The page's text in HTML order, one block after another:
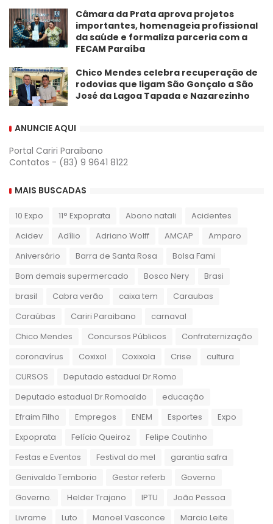
​Câmara da Prata aprova projetos
importantes, homenageia profissional
da saúde e formaliza parceria com a
FECAM Paraíba
Chico Mendes celebra recuperação de
rodovias que ligam São Gonçalo a São
José da Lagoa Tapada e Nazarezinho
ANUNCIE AQUI
Portal Cariri Paraibano
Contatos - (83) 9 9641 8122
MAIS BUSCADAS
10 Expo 11° Expoprata Abono natali
Acidentes
Acidev
Adílio Adriano Wolff AMCAP
Amparo
Aniversário
Barra de Santa Rosa
Bolsa Fami
Bom demais supermercado
Bosco Nery
Brasi
brasil
Cabra verão caixa tem
Caraubas
Caraúbas
Cariri Paraibano
carnaval
Chico Mendes
Concursos Públicos
Confraternização
coronavírus
Coxixol Coxixola Crise
cultura
CURSOS
Deputado estadual Dr.Romo
Deputado estadual Dr.Romoaldo
educação
Efraim Filho
Empregos ENEM Esportes
Expo
Expoprata
Felício Queiroz
Felipe Coutinho
Festas e Eventos
Festival do mel
garantia safra
Genivaldo Temborio
Gestor referb
Governo
Governo.
Helder Trajano IPTU
João Pessoa
Livrame
Luto Manoel Vasconce
Marcio Leite